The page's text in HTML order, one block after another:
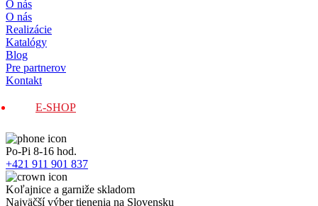
O nás
O nás
Realizácie
Katalógy
Blog
Pre partnerov
Kontakt
E-SHOP
Po-Pi 8-16 hod.
+421 911 901 837
Koľajnice a garniže skladom
Najväčší výber tienenia na Slovensku